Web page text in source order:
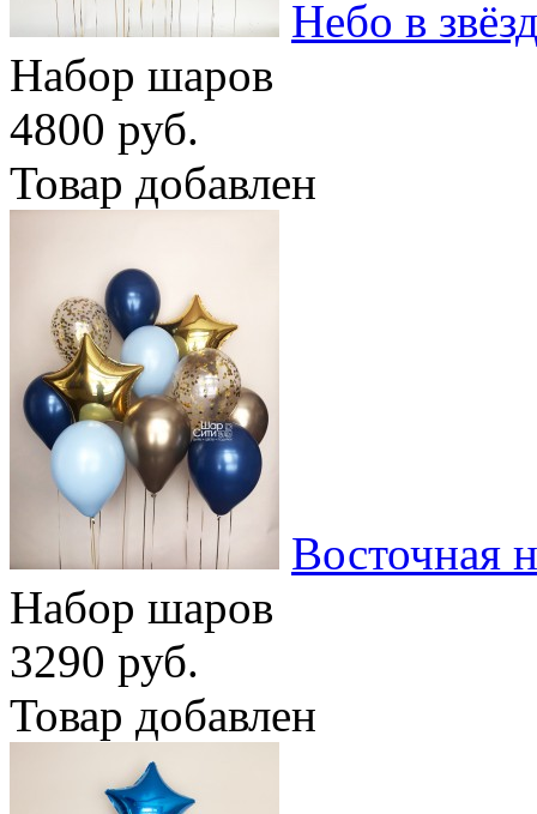
Небо в
Набор шаров
4800 руб.
Товар добавлен
Восточная
Набор шаров
3290 руб.
Товар добавлен